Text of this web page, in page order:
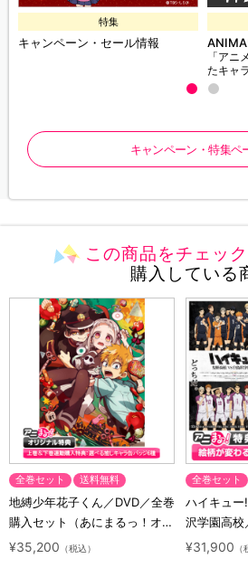
特集
キャンペーン・セール情報
「アニ
たキャ
キャンペーン・特集ペ
この商品をチェッ
購入している
全巻セット 送料無料
地縛少年花子くん／DVD／全巻
購入セット（あにまるっ！オリ
ジナル特典付き・送料無料）
¥35,200 （税込）
全巻セット
ハイキュ
沢学園高校
ット（初回
¥31,900 （